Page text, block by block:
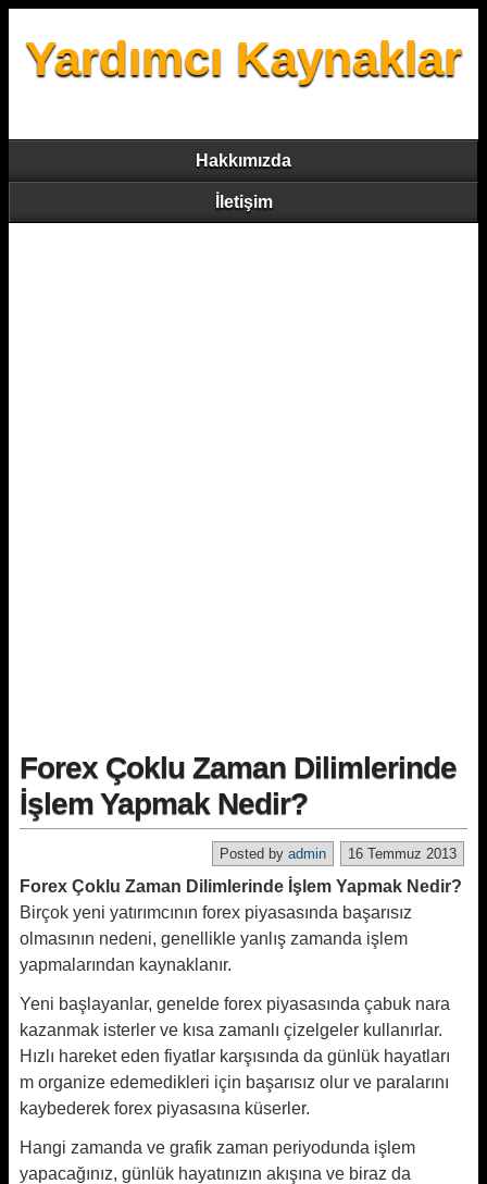
Yardımcı Kaynaklar
Hakkımızda
İletişim
Forex Çoklu Zaman Dilimlerinde
İşlem Yapmak Nedir?
16 Temmuz 2013
Posted by admin
Forex Çoklu Zaman Dilimlerinde İşlem Yapmak Nedir?
Birçok yeni yatırımcının forex piyasasında başarısız
olmasının nedeni, genellikle yanlış zamanda işlem
yapmalarından kaynaklanır.
Yeni başlayanlar, genelde forex piyasasında çabuk nara
kazanmak isterler ve kısa zamanlı çizelgeler kullanırlar.
Hızlı hareket eden fiyatlar karşısında da günlük hayatları
m organize edemedikleri için başarısız olur ve paralarını
kaybederek forex piyasasına küserler.
Hangi zamanda ve grafik zaman periyodunda işlem
yapacağınız, günlük hayatınızın akışına ve biraz da